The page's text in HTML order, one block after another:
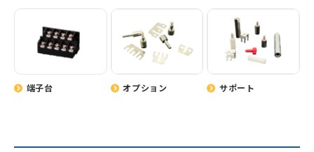
端子台 オプション サポート